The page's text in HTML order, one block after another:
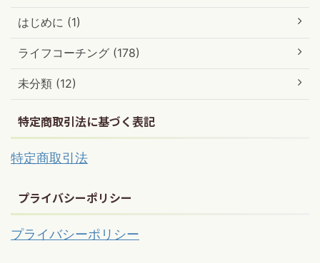
はじめに (1)
ライフコーチング (178)
未分類 (12)
特定商取引法に基づく表記
特定商取引法
プライバシーポリシー
プライバシーポリシー